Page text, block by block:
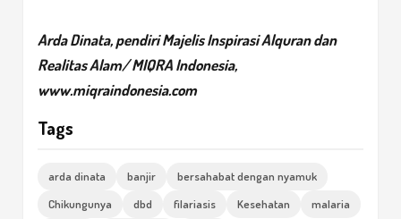
Arda Dinata, pendiri Majelis Inspirasi Alquran dan
Realitas Alam/ MIQRA Indonesia,
www.miqraindonesia.com
Tags
arda dinata banjir
bersahabat dengan nyamuk
Chikungunya
dbd filariasis Kesehatan
malaria